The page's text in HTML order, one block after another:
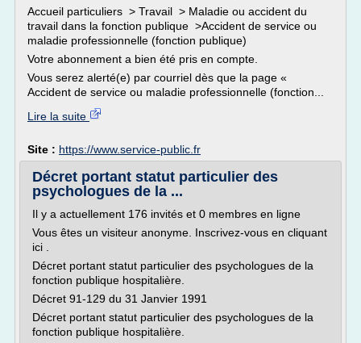
Accueil particuliers > Travail > Maladie ou accident du
travail dans la fonction publique >Accident de service ou
maladie professionnelle (fonction publique)
Votre abonnement a bien été pris en compte.
Vous serez alerté(e) par courriel dès que la page «
Accident de service ou maladie professionnelle (fonction...
Lire la suite
Site : https://www.service-public.fr
Décret portant statut particulier des
psychologues de la ...
Il y a actuellement 176 invités et 0 membres en ligne
Vous êtes un visiteur anonyme. Inscrivez-vous en cliquant
ici .
Décret portant statut particulier des psychologues de la
fonction publique hospitalière.
Décret 91-129 du 31 Janvier 1991
Décret portant statut particulier des psychologues de la
fonction publique hospitalière.